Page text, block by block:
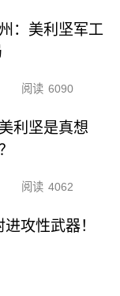
：美利坚军工
阅读 6090
利坚是真想
阅读 4062
攻性武器！